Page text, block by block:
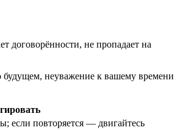
договорённости, не пропадает на
неуважение к вашему времени
если повторяется — двигайтесь